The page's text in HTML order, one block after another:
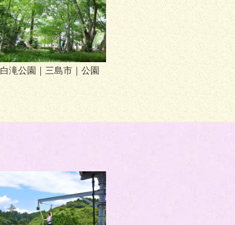
白滝公園｜三島市｜公園